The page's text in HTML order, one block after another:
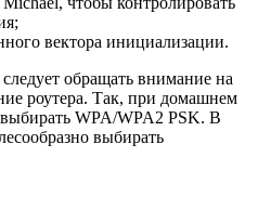
вектора инициализации.
обращать внимание на
роутера. Так, при домашнем
WPA/WPA2 PSK. В
выбирать